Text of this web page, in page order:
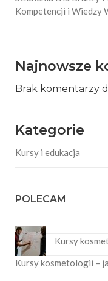
Kompetencji i Wiedzy
Najnowsze
Brak komentarzy
Kategorie
Kursy i edukacja
POLECAM
Kursy
Kursy kosmetologii –